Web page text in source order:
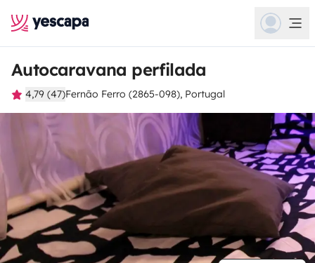
Autocaravana perfilada
4,79 (47)Fernão Ferro (2865-098), Portugal